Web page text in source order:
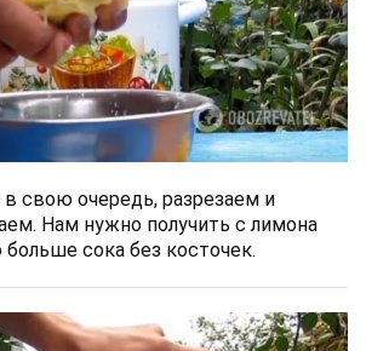
свою очередь, разрезаем и
Нам нужно получить с лимона
сока без косточек.